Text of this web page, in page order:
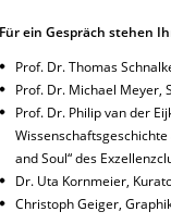
Für ein Gespräch stehen
Prof. Dr. Thomas
Prof. Dr. Michael Meyer,
Prof. Dr. Philip van der
and Soul“ des
Dr. Uta Kornmeier,
Christoph Geiger,